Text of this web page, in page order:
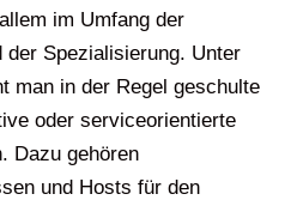
im Umfang der
der Spezialisierung. Unter
man in der Regel geschulte
oder serviceorientierte
Dazu gehören
und Hosts für den